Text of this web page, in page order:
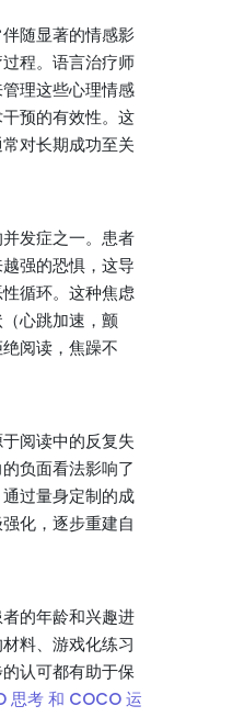
随显著的情感影
程。语言治疗师
理这些心理情感
预的有效性。这
对长期成功至关
发症之一。患者
强的恐惧，这导
循环。这种焦虑
心跳加速，颤
阅读，焦躁不
阅读中的反复失
负面看法影响了
过量身定制的成
化，逐步重建自
的年龄和兴趣进
料、游戏化练习
认可都有助于保
思考 和 COCO 运